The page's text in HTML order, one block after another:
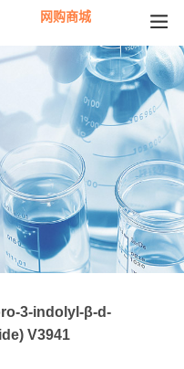
网购商城
3-indolyl-β-d-
V3941